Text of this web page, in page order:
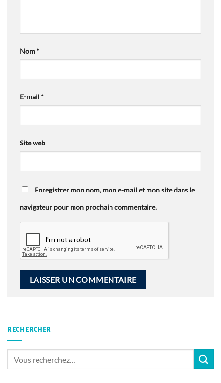
Nom*
E-mail *
Site web
Enregistrer mon nom, mon e-mail et mon site dans le
navigateur pour mon prochain commentaire.
RECHERCHER